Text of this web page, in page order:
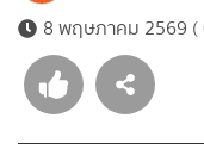
8 พฤษภาคม 2569 (